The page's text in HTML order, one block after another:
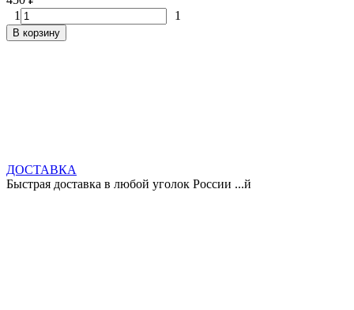
1 1
В корзину
ДОСТАВКА
Быстрая доставка в любой уголок России ...й